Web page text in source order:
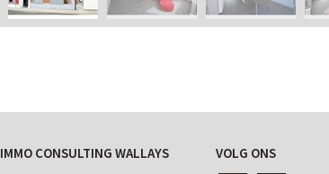
IMMO CONSULTING WALLAYS
VOLG ONS